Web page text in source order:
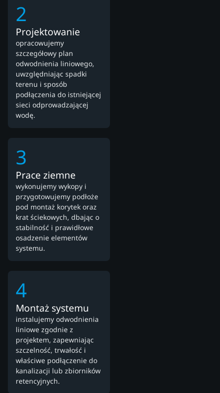
2
Projektowanie
opracowujemy
szczegółowy plan
odwodnienia liniowego,
uwzględniając spadki
terenu i sposób
podłączenia do istniejącej
sieci odprowadzającej
wodę.
3
Prace ziemne
wykonujemy wykopy i
przygotowujemy podłoże
pod montaż korytek oraz
krat ściekowych, dbając o
stabilność i prawidłowe
osadzenie elementów
systemu.
4
Montaż systemu
instalujemy odwodnienia
liniowe zgodnie z
projektem, zapewniając
szczelność, trwałość i
właściwe podłączenie do
kanalizacji lub zbiorników
retencyjnych.